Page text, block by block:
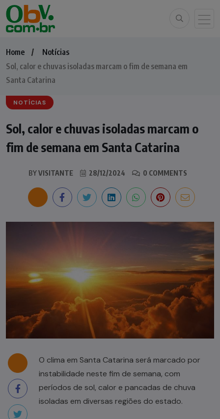
Home
Notícias
Sol, calor e chuvas isoladas marcam o fim de semana em
Santa Catarina
NOTÍCIAS
Sol, calor e chuvas isoladas marcam o
fim de semana em Santa Catarina
BYVISITANTE 28/12/2024 0 COMMENTS
O clima em Santa Catarina será marcado por
instabilidade neste fim de semana, com
períodos de sol, calor e pancadas de chuva
isoladas em diversas regiões do estado.